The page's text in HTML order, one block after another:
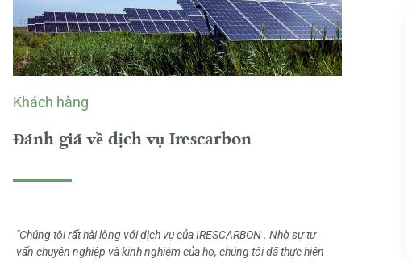
Khách hàng
Đánh giá về dịch vụ Irescarbon
"Chúng tôi rất hài lòng với dịch vụ của IRESCARBON . Nhờ sự tư
vấn chuyên nghiệp và kinh nghiệm của họ, chúng tôi đã thực hiện